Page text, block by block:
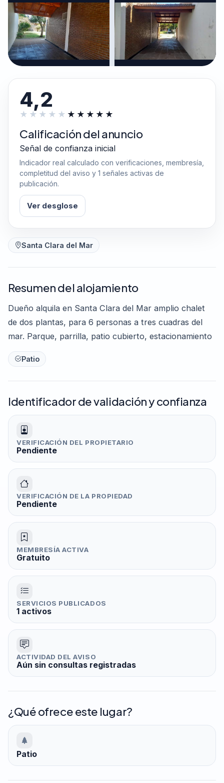
4,2
Calificación del anuncio
Señal de confianza inicial
Indicador real calculado con verificaciones, membresía,
completitud del aviso y 1 señales activas de
publicación.
Ver desglose
Santa Clara del Mar
Resumen del alojamiento
Dueño alquila en Santa Clara del Mar amplio chalet
de dos plantas, para 6 personas a tres cuadras del
mar. Parque, parrilla, patio cubierto, estacionamiento
Patio
Identificador de validación y confianza
VERIFICACIÓN DEL PROPIETARIO
Pendiente
VERIFICACIÓN DE LA PROPIEDAD
Pendiente
MEMBRESÍA ACTIVA
Gratuito
SERVICIOS PUBLICADOS
1 activos
ACTIVIDAD DEL AVISO
Aún sin consultas registradas
¿Qué ofrece este lugar?
Patio